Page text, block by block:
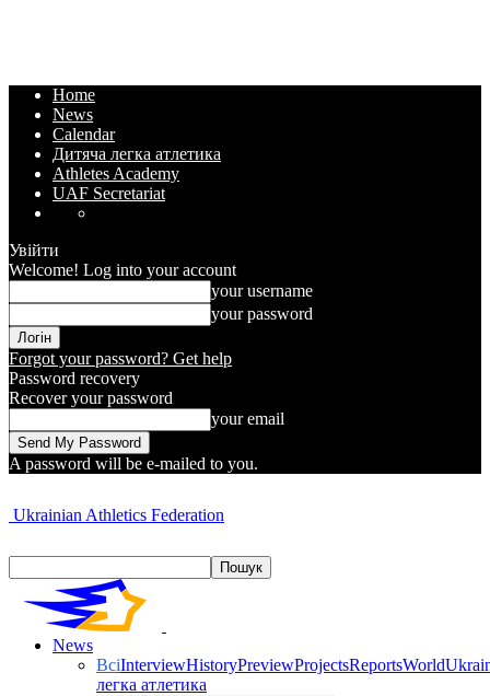
Home
News
Calendar
Дитяча легка атлетика
Athletes Academy
UAF Secretariat
Увійти
Welcome! Log into your account
your username
your password
Forgot your password? Get help
Password recovery
Recover your password
your email
A password will be e-mailed to you.
Ukrainian Athletics Federation
News
ВсіInterviewHistoryPreviewProjectsReportsWorld
легка атлетика